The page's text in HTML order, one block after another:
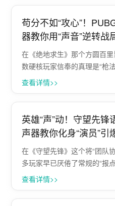
本请不起专业的配音演员。如
苟分不如“攻心”！
器教你用“声音”逆转战
在《绝地求生》那个方圆百
数硬核玩家信奉的真理是“枪
沙场老兵心里都清楚一个残酷
赛圈捧起那把鸡。 当你的队伍
查看详情>>
英雄“声”动！守望先
声器教你化身“演员”引
在《守望先锋》这个将“团队
多玩家早已厌倦了常规的“
程。虽然高分段的对局必须严
毫无激情可言。 面对游戏自带
查看详情>>